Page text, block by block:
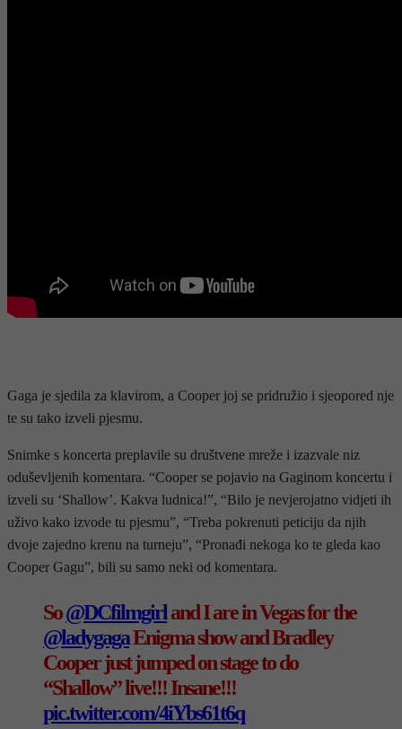
Gaga je sjedila za klavirom, a Cooper joj se pridružio i sjeopored nje
te su tako izveli pjesmu.
Snimke s koncerta preplavile su društvene mreže i izazvale niz
oduševljenih komentara. “Cooper se pojavio na Gaginom koncertu i
izveli su ‘Shallow’. Kakva ludnica!”, “Bilo je nevjerojatno vidjeti ih
uživo kako izvode tu pjesmu”, “Treba pokrenuti peticiju da njih
dvoje zajedno krenu na turneju”, “Pronađi nekoga ko te gleda kao
Cooper Gagu”, bili su samo neki od komentara.
So@DCfilmgirland I are in Vegas for the
@ladygagaEnigma show and Bradley
Cooper just jumped on stage to do
“Shallow” live!!! Insane!!!
pic.twitter.com/4iYbs61t6q